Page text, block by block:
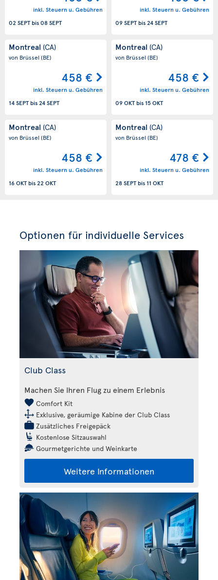
inkl. Steuern u. Gebühren
02 SEPTbis08 SEPT
inkl. Steuern u. Gebühren
09 SEPTbis 24 SEPT
Montreal (CA)
von Brüssel(BE)
458 €
inkl. Steuern u. Gebühren
14 SEPTbis 24 SEPT
Montreal (CA)
von Brüssel(BE)
458 €
inkl. Steuern u. Gebühren
09 OKTbis15 OKT
Montreal (CA)
von Brüssel(BE)
458 €
inkl. Steuern u. Gebühren
16 OKTbis 22 OKT
Montreal (CA)
von Brüssel(BE)
478 €
inkl. Steuern u. Gebühren
28 SEPTbis11 OKT
Optionen für individuelle Services
Club Class
Machen Sie Ihren Flug zu einem Erlebnis
Comfort Kit
Exklusive, geräumige Kabine der Club Class
Zusätzliches Freigepäck
Kostenlose Sitzauswahl
Gourmetgerichte und Weinkarte
Weitere Informationen